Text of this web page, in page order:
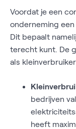
Voordat je een
onderneming
Dit bepaalt
terecht kunt. De
als
bedrijven
heeft